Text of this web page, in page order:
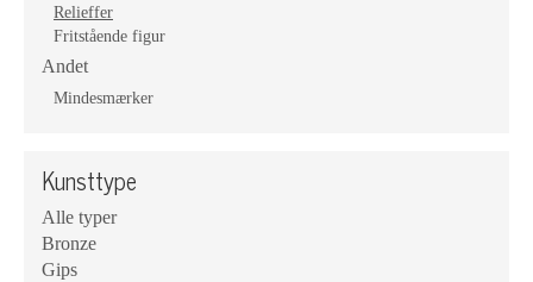
Relieffer
Fritstående figur
Andet
Mindesmærker
Kunsttype
Alle typer
Bronze
Gips